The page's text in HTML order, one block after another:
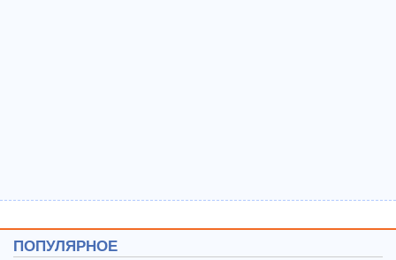
ПОПУЛЯРНОЕ